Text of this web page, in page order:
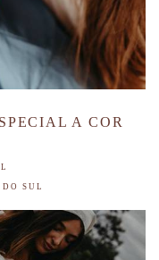
A COR
SUL